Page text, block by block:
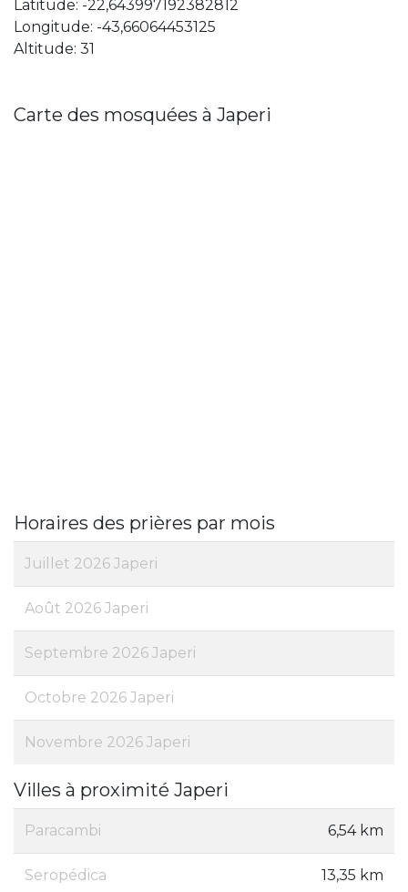
Latitude: -22,643997192382812
Longitude: -43,66064453125
Altitude: 31
Carte des mosquées à Japeri
Horaires des prières par mois
Juillet 2026 Japeri
Août 2026 Japeri
Septembre 2026 Japeri
Octobre 2026 Japeri
Novembre 2026 Japeri
Villes à proximité Japeri
Paracambi 6,54 km
Seropédica 13,35 km